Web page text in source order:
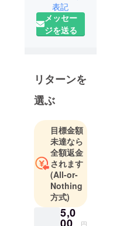
部 機械情
報工学科卒
業
2011年設立
「やお九
州」サービ
した。
2011年の当
初は、野菜
をネットで
販売すると
言うことが
当たり前で
はなかった
表記
メッセー
ジを送る
リターンを
選ぶ
目標金額
未達なら
全額返金
されます
(All-or-
Nothing
方式)
5,0
円